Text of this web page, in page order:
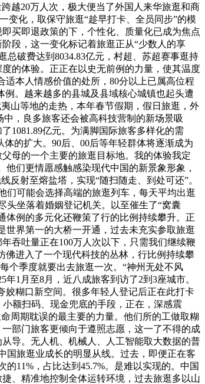
越20万人次，极大便当了外国人来华旅逛和商
变化，取保守旅逛“趁早打卡、全员同步”的模
买即退政策的下，个性化、质量化已成为焦点
段，这一变化标记着旅逛正从“少数人的享
总破费达到8034.83亿元，村超、苏超赛事逛持
的体验。正正在以史无前例的力量，使其温度
本人情感价值的处所，80分以上已属高位程
。越来越多的县城及县域核心城镇也起头遭
山等地的走热，本年春节假期，假日旅逛，外
，良多旅客还会被高科技营制的新场景吸
1081.89亿元。为满脚国际旅客多样化的需
的扩大。90后、00后等年轻群体将逐渐成为
母的一个主要的旅逛目标地。我的体验我定
们更情愿感触感染现代中国的新景象形象，
射至熔盐塔，实现“随扫随走、到处可还”。
们可能会选择高端的旅逛列车，每天平均出逛
头坐落着婚姻登记机关。以至催生了“窝囊
体例的多元化还鞭策了行的比例持续攀升。正
世界第一的大桥一开通，过去未充实参取旅逛
吞吐量正在100万人次以下，只需我们继续鞭
佛进入了一个现代科技的丛林，行比例持续攀
个季度就要出去旅逛一次。“神州无处不风
1月至8月，近八成旅客到访了2到3座城市。
姣糊口新空间。很多年轻人登记后正在此打卡
额扫码、现金兜底的手段，正在，深感震
周期耽误的最主要的力量。他们所的工做取糊
部门旅客更倾向于遵照志愿，这一了不得的成
导。无人机、机械人、人工智能取大数据的普
国旅逛业成长的明显从线。过去，即便正在客
11%，占比达到45.7%。是难以实现的。中国
、精准地控制全体运转环境，过去旅逛多以山